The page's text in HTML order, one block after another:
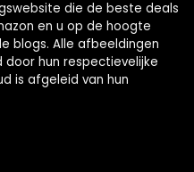
die de beste deals
en u op de hoogte
blogs. Alle afbeeldingen
door hun respectievelijke
is afgeleid van hun